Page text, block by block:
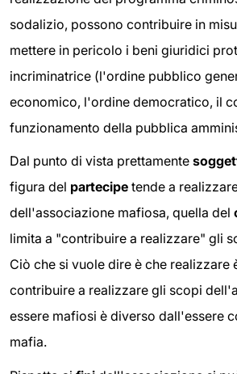
sodalizio, possono contribuire in
mettere in pericolo i beni giuridici
incriminatrice (l'ordine pubblico
economico, l'ordine democratico, il
funzionamento della pubblica
Dal punto di vista prettamente
figura del partecipe tende a
dell'associazione mafiosa, quella del
limita a "contribuire a realizzare" gli
Ciò che si vuole dire è che realizzare
contribuire a realizzare gli scopi
essere mafiosi è diverso dall'essere
mafia.